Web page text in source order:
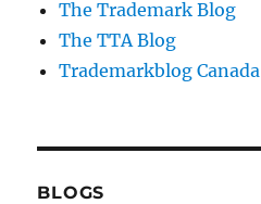
The Trademark Blog
The TTA Blog
Trademarkblog Canada
BLOGS